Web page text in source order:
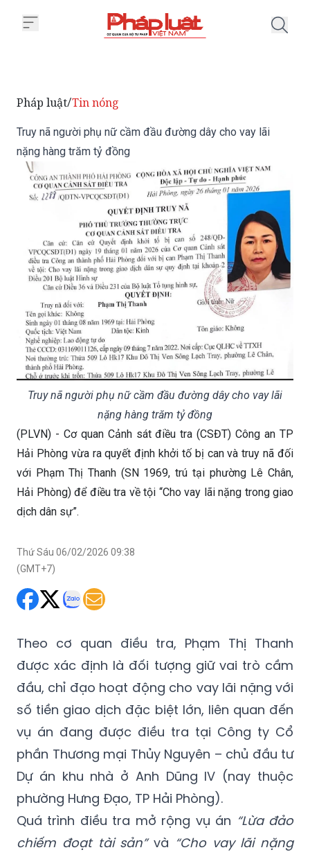
Pháp luật /Tin nóng
Truy nã người phụ nữ cầm đầu đường dây cho vay lãi
nặng hàng trăm tỷ đồng
Truy nã người phụ nữ cầm đầu đường dây cho vay lãi
nặng hàng trăm tỷ đồng
(PLVN) - Cơ quan Cảnh sát điều tra (CSĐT) Công an TP
Hải Phòng vừa ra quyết định khởi tố bị can và truy nã đối
với Phạm Thị Thanh (SN 1969, trú tại phường Lê Chân,
dịch dân sự”.
Thứ Sáu 06/02/2026 09:38
Theo cơ quan điều tra, Phạm Thị Thanh
được xác định là đối tượng giữ vai trò cầm
đầu, chỉ đạo hoạt động cho vay lãi nặng với
số tiền giao dịch đặc biệt lớn, liên quan đến
vụ án đang được điều tra tại Công ty Cổ
phần Thương mại Thủy Nguyên – chủ đầu tư
Dự án khu nhà ở Anh Dũng IV (nay thuộc
phường Hưng Đạo, TP Hải Phòng).